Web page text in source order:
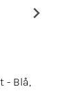
- Blå,